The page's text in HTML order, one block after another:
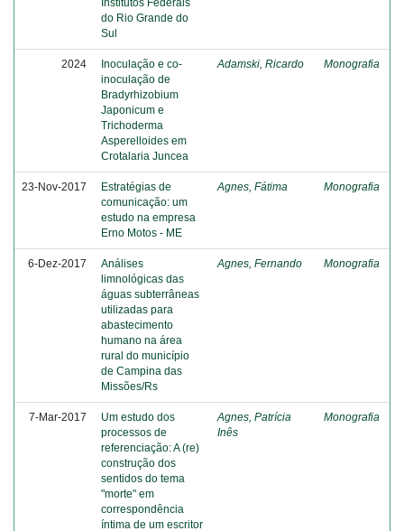
do Rio Grande do
Sul
2024
Inoculação e co-
inoculação de
Bradyrhizobium
Japonicum e
Trichoderma
Asperelloides em
Crotalaria Juncea
Adamski, Ricardo Monografia
23-Nov-2017
Estratégias de
comunicação: um
estudo na empresa
Erno Motos - ME
Agnes, Fátima Monografia
6-Dez-2017
Análises
limnológicas das
águas subterrâneas
utilizadas para
abastecimento
humano na área
rural do município
de Campina das
Missões/Rs
Agnes, Fernando Monografia
7-Mar-2017
Um estudo dos
processos de
referenciação: A (re)
construção dos
sentidos do tema
"morte" em
correspondência
íntima de um escritor
Agnes, Patrícia
Inês
Monografia